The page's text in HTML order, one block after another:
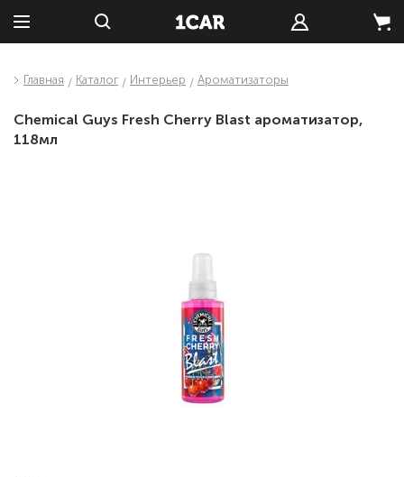
Главная Каталог Интерьер Ароматизаторы
Chemical Guys Fresh Cherry Blast ароматизатор,
118мл